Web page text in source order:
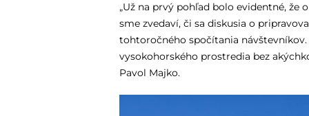
„Už na prvý pohľad bolo evidentné, že
sme zvedaví, či sa diskusia o
tohtoročného spočítania
vysokohorského prostredia bez
Pavol Majko.